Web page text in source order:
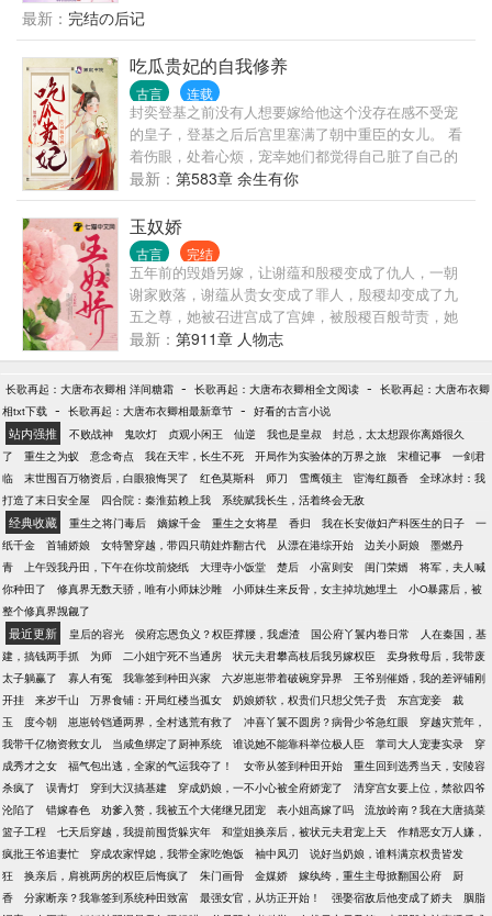
讨厌所有人；平等地不相信所谓爱情、所谓友情、所
谓亲情…… “皇上他竟然对我说，他对我是有真心的。
可笑，我安陵容只要荣华富贵。真心？皇上的真心一
文不值！” 生娃屠龙去养老！我这一生原就是不直的！
最新： 完结の后记
吃瓜贵妃的自我修养
古言 连载
封奕登基之前没有人想要嫁给他这个没存在感不受宠
的皇子，登基之后后宫里塞满了朝中重臣的女儿。 看
着伤眼，处着心烦，宠幸她们都觉得自己脏了自己的
龙体。 他决定选一个性子泼辣嚣张跋扈爱吃醋的女子
进宫，替他将这些垃圾全都打进冷宫。 宋云昭穿到古
代十四年，一直猥琐发育，苟着度日，就等着剧情开
启，然后化身嚣张跋扈泼辣善妒的恶女，等到落选好
挑一个夫婿逍遥快活的过日子。 后来，宋云昭看着对
着她笑的十分宠溺的陛下说道：“昭昭，过来。” 宋云
昭只觉得大事不妙，脚底发凉，狗皇帝面带温柔眼神
冰冷，分明是想拿她当刀使！
最新： 第583章 余生有你
玉奴娇
古言 完结
五年前的毁婚另嫁，让谢蕴和殷稷变成了仇人，一朝
谢家败落，谢蕴从贵女变成了罪人，殷稷却变成了九
五之尊，她被召进宫成了宫婢，被殷稷百般苛责，她
都一一忍下。 可萧宝宝的出现却让她的隐忍变成了笑
话，而对殷稷的真心也在殷稷的一次次偏颇中被消
磨，最终的一次误会，彻底磨灭了她的希望，任由自
己被毒药折磨濒死。 殷稷却在这时候才猛然发觉她对
自己有多重要。
最新： 第911章 人物志
长歌再起：大唐布衣卿相 洋间糖霜 - 长歌再起：大唐布衣卿相全文阅读 - 长歌再起：大唐布衣卿
相txt下载 - 长歌再起：大唐布衣卿相最新章节 - 好看的古言小说
站内强推 不败战神 鬼吹灯 贞观小闲王 仙逆 我也是皇叔
封总，太太想跟你离婚很久
了
重生之为蚁 意念奇点 我在天牢，长生不死 开局作为实验体的万界之旅 宋檀记事
一剑君
临
末世囤百万物资后，白眼狼悔哭了 红色莫斯科 师刀 雪鹰领主 宦海红颜香
全球冰封：我
打造了末日安全屋
四合院：秦淮茹赖上我 系统赋我长生，活着终会无敌
经典收藏 重生之将门毒后 嫡嫁千金 重生之女将星 香归 我在长安做妇产科医生的日子
一
纸千金
首辅娇娘 女特警穿越，带四只萌娃炸翻古代 从漂在港综开始 边关小厨娘
墨燃丹
青
上午毁我丹田，下午在你坟前烧纸 大理寺小饭堂 楚后 小富则安 闺门荣婿
将军，夫人喊
你种田了
修真界无数天骄，唯有小师妹沙雕 小师妹生来反骨，女主掉坑她埋土
小O暴露后，被
整个修真界觊觎了
最近更新 皇后的容光 侯府忘恩负义？权臣撑腰，我虐渣 国公府丫鬟内卷日常
人在秦国，基
建，搞钱两手抓
为师 二小姐宁死不当通房 状元夫君攀高枝后我另嫁权臣
卖身救母后，我带废
太子躺赢了
寡人有冤 我靠签到种田兴家 六岁崽崽带着破碗穿异界
王爷别催婚，我的差评铺刚
开挂
来岁千山 万界食铺：开局红楼当孤女 奶娘娇软，权贵们只想父凭子贵 东宫宠妾
裁
玉
度今朝 崽崽铃铛通两界，全村逃荒有救了 冲喜丫鬟不圆房？病骨少爷急红眼
穿越灾荒年，
我带千亿物资救女儿
当咸鱼绑定了厨神系统 谁说她不能靠科举位极人臣 掌司大人宠妻实录
穿
成秀才之女
福气包出逃，全家的气运我夺了！ 女帝从签到种田开始
重生回到选秀当天，安陵容
杀疯了
误青灯 穿到大汉搞基建 穿成奶娘，一不小心被全府娇宠了
清穿宫女要上位，禁欲四爷
沦陷了
错嫁春色 劝爹入赘，我被五个大佬继兄团宠 表小姐高嫁了吗
流放岭南？我在大唐搞菜
篮子工程
七天后穿越，我提前囤货躲灾年 和堂姐换亲后，被状元夫君宠上天
作精恶女万人嫌，
疯批王爷追妻忙
穿成农家悍媳，我带全家吃饱饭 袖中凤刃
说好当奶娘，谁料满京权贵皆发
狂
换亲后，肩祧两房的权臣后悔疯了 朱门画骨 金媒娇 嫁纨绔，重生主母掀翻国公府
厨
香
分家断亲？我靠签到系统种田致富 最强女官，从坊正开始！ 强娶宿敌后他变成了娇夫
胭脂